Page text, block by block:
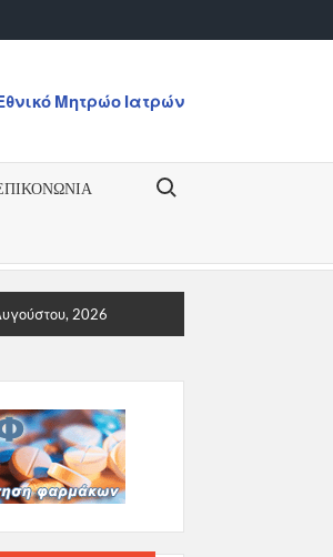
Μητρώο Ιατρών
Search for:
ΓΙΑ ΤΟ ΔΠΜΣ “Ογκολογία:
2026